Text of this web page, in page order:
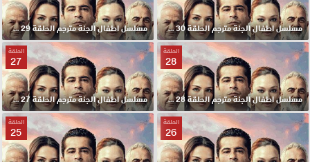
مسلسل اطفال الجنة مترجم الحلقة 30 HD مسلسل اطفال الجنة مترجم الحلقة 29 HD
الحلقة
28
مسلسل اطفال الجنة مترجم الحلقة 28 HD
الحلقة
27
مسلسل اطفال الجنة مترجم الحلقة 27 HD
الحلقة
26
الحلقة
25